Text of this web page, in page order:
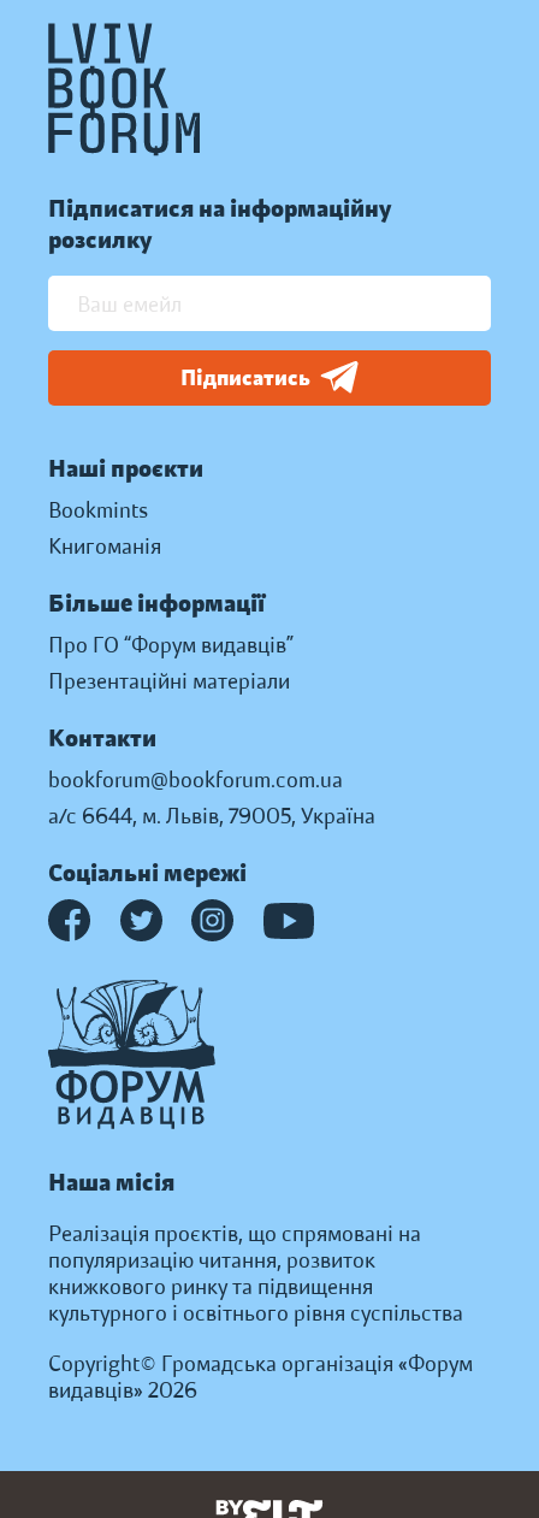
Підписатися на інформаційну
розсилку
Підписатись
Наші проєкти
Bookmints
Книгоманія
Більше інформації
Про ГО “Форум видавців”
Презентаційні матеріали
Контакти
bookforum@bookforum.com.ua
а/с 6644, м. Львів, 79005, Україна
Соціальні мережі
Наша місія
Реалізація проєктів, що спрямовані на
популяризацію читання, розвиток
книжкового ринку та підвищення
культурного і освітнього рівня суспільства
Copyright© Громадська організація «Форум
видавців» 2026